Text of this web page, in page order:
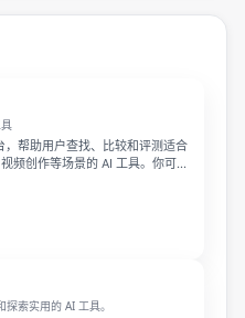
帮助用户查找、比较和评测适合
频创作等场景的 AI 工具。你可以
索实用的 AI 工具。